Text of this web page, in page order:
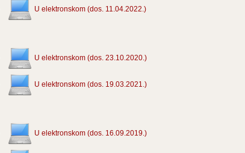
U elektronskom (dos. 11.04.2022.)
U elektronskom (dos. 23.10.2020.)
U elektronskom (dos. 19.03.2021.)
U elektronskom (dos. 16.09.2019.)